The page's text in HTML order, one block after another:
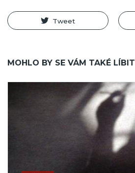
Tweet
MOHLO BY SE VÁM TAKÉ LÍBIT